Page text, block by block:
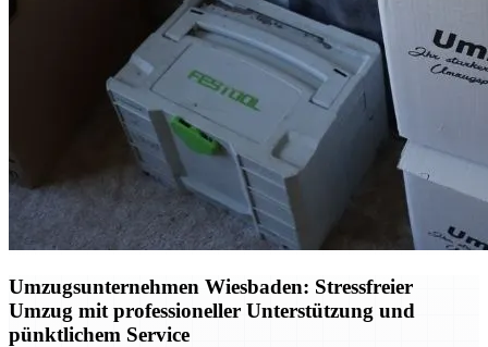
Umzugsunternehmen Wiesbaden: Stressfreier
Umzug mit professioneller Unterstützung und
pünktlichem Service